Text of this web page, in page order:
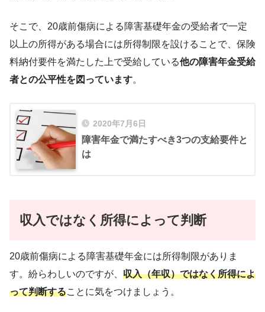
そこで、20歳前傷病による障害基礎年金の受給者で一定
以上の所得がある場合には所得制限を設けることで、保険
料納付要件を満たした上で受給している他の障害年金受給
者との公平性を図っています。
2020年7月6日
障害年金で満たすべき3つの支給要件と
は
収入ではなく所得によって判断
20歳前傷病による障害基礎年金には所得制限がありま
す。紛らわしいのですが、 収入（年収）ではなく所得によ
って判断することに気をつけましょう。